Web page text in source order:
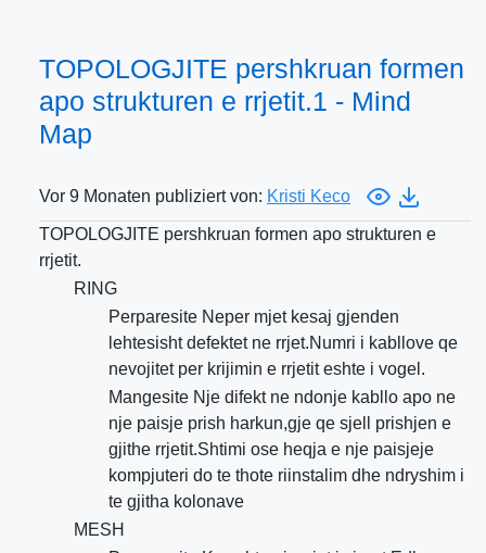
TOPOLOGJITE pershkruan formen
apo strukturen e rrjetit.1 - Mind
Map
Vor 9 Monaten publiziert von: Kristi Keco
TOPOLOGJITE pershkruan formen apo strukturen e
rrjetit.
RING
Perparesite Neper mjet kesaj gjenden
lehtesisht defektet ne rrjet.Numri i kabllove qe
nevojitet per krijimin e rrjetit eshte i vogel.
Mangesite Nje difekt ne ndonje kabllo apo ne
nje paisje prish harkun,gje qe sjell prishjen e
gjithe rrjetit.Shtimi ose heqja e nje paisjeje
kompjuteri do te thote riinstalim dhe ndryshim i
te gjitha kolonave
MESH